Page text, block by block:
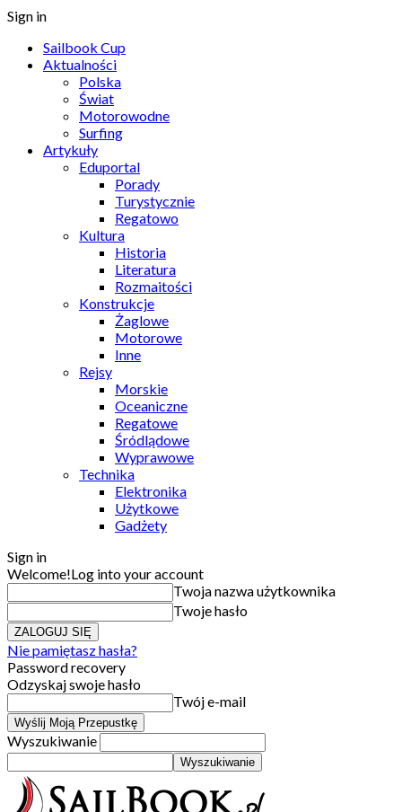
Sign in
Sailbook Cup
Aktualności
Polska
Świat
Motorowodne
Surfing
Artykuły
Eduportal
Porady
Turystycznie
Regatowo
Kultura
Historia
Literatura
Rozmaitości
Konstrukcje
Żaglowe
Motorowe
Inne
Rejsy
Morskie
Oceaniczne
Regatowe
Śródlądowe
Wyprawowe
Technika
Elektronika
Użytkowe
Gadżety
Sign in
Welcome!Log into your account
Twoja nazwa użytkownika
Twoje hasło
Nie pamiętasz hasła?
Password recovery
Odzyskaj swoje hasło
Twój e-mail
Wyszukiwanie